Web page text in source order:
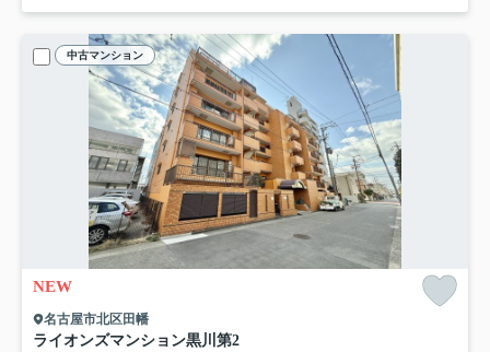
中古マンション
NEW
名古屋市北区田幡
ライオンズマンション黒川第2